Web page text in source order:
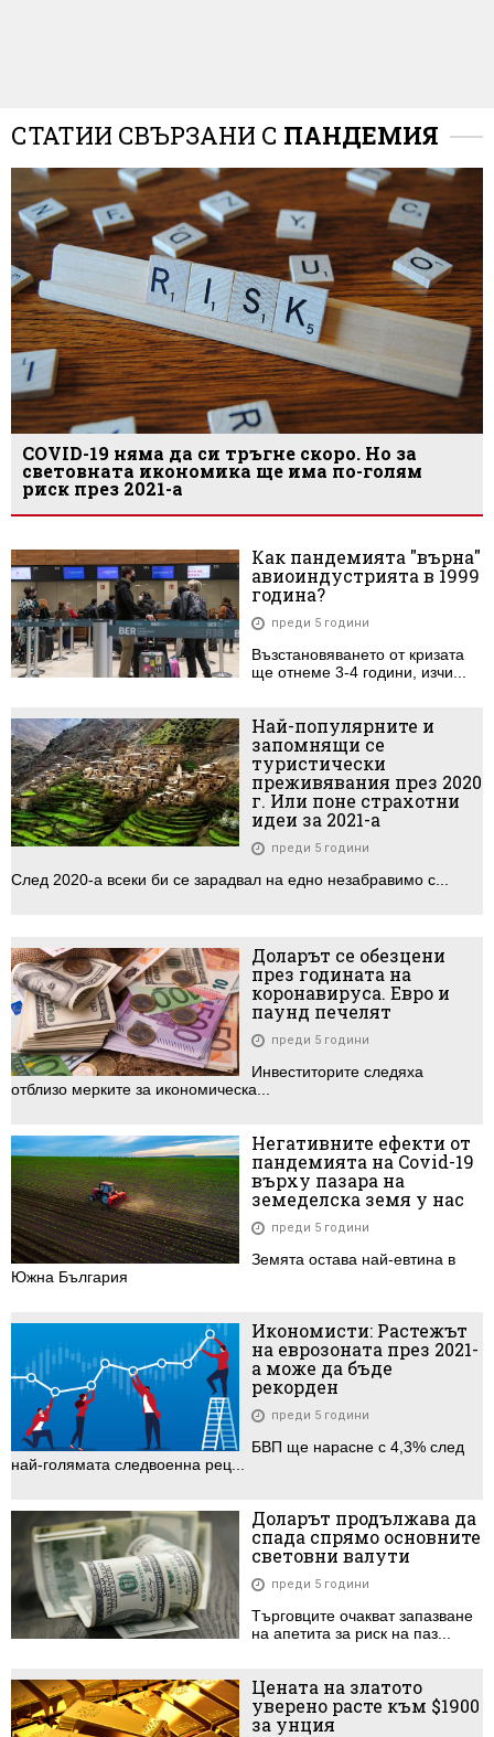
СТАТИИ СВЪРЗАНИ С ПАНДЕМИЯ
COVID-19 няма да си тръгне скоро. Но за
световната икономика ще има по-голям
риск през 2021-а
Как пандемията "върна"
авиоиндустрията в 1999
година?
преди 5 години
Възстановяването от кризата
ще отнеме 3-4 години, изчи...
Най-популярните и
запомнящи се
туристически
преживявания през 2020
г. Или поне страхотни
идеи за 2021-а
преди 5 години
След 2020-а всеки би се зарадвал на едно незабравимо с...
Доларът се обезцени
през годината на
коронавируса. Eвро и
паунд печелят
преди 5 години
Инвеститорите следяха
отблизо мерките за икономическа...
Негативните ефекти от
пандемията на Covid-19
върху пазара на
земеделска земя у нас
преди 5 години
Земята остава най-евтина в
Южна България
Икономисти: Растежът
на еврозоната през 2021-
а може да бъде
рекорден
преди 5 години
БВП ще нарасне с 4,3% след
най-голямата следвоенна рец...
Доларът продължава да
спада спрямо основните
световни валути
преди 5 години
Търговците очакват запазване
на апетита за риск на паз...
Цената на златото
уверено расте към $1900
за унция